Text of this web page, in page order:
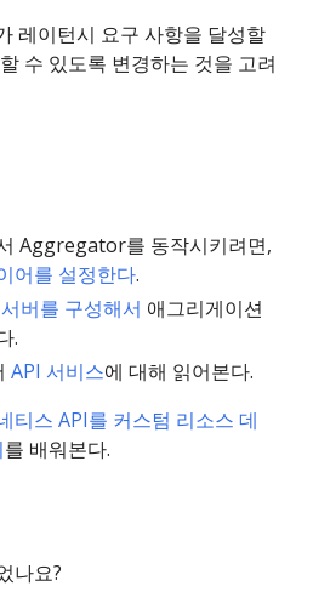
레이턴시 요구 사항을 달성할
수 있도록 변경하는 것을 고려
Aggregator를 동작시키려면,
어를 설정한다.
버를 구성해서 애그리게이션
.
API 서비스에 대해 읽어본다.
티스 API를 커스텀 리소스 데
를 배워본다.
나요?